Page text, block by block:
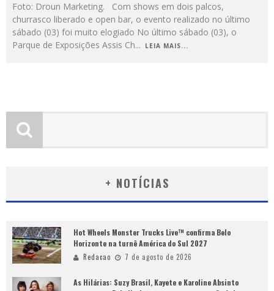
Foto: Droun Marketing. Com shows em dois palcos,
churrasco liberado e open bar, o evento realizado no último
sábado (03) foi muito elogiado No último sábado (03), o
Parque de Exposições Assis Ch... LEIA MAIS...
+ NOTÍCIAS
Hot Wheels Monster Trucks Live™ confirma Belo
Horizonte na turnê América do Sul 2027
Redacao 7 de agosto de 2026
As Hilárias: Suzy Brasil, Kayete e Karoline Absinto